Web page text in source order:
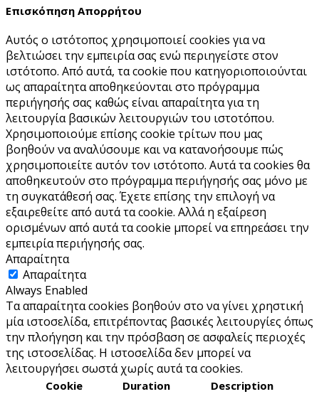
Επισκόπηση Απορρήτου
Αυτός ο ιστότοπος χρησιμοποιεί cookies για να
βελτιώσει την εμπειρία σας ενώ περιηγείστε στον
ιστότοπο. Από αυτά, τα cookie που κατηγοριοποιούνται
ως απαραίτητα αποθηκεύονται στο πρόγραμμα
περιήγησής σας καθώς είναι απαραίτητα για τη
λειτουργία βασικών λειτουργιών του ιστoτόπου.
Χρησιμοποιούμε επίσης cookie τρίτων που μας
βοηθούν να αναλύσουμε και να κατανοήσουμε πώς
χρησιμοποιείτε αυτόν τον ιστότοπο. Αυτά τα cookies θα
αποθηκευτούν στο πρόγραμμα περιήγησής σας μόνο με
τη συγκατάθεσή σας. Έχετε επίσης την επιλογή να
εξαιρεθείτε από αυτά τα cookie. Αλλά η εξαίρεση
ορισμένων από αυτά τα cookie μπορεί να επηρεάσει την
εμπειρία περιήγησής σας.
Απαραίτητα
Απαραίτητα
Always Enabled
Τα απαραίτητα cookies βοηθούν στο να γίνει χρηστική
μία ιστοσελίδα, επιτρέποντας βασικές λειτουργίες όπως
την πλοήγηση και την πρόσβαση σε ασφαλείς περιοχές
της ιστοσελίδας. Η ιστοσελίδα δεν μπορεί να
λειτουργήσει σωστά χωρίς αυτά τα cookies.
Cookie Duration Description